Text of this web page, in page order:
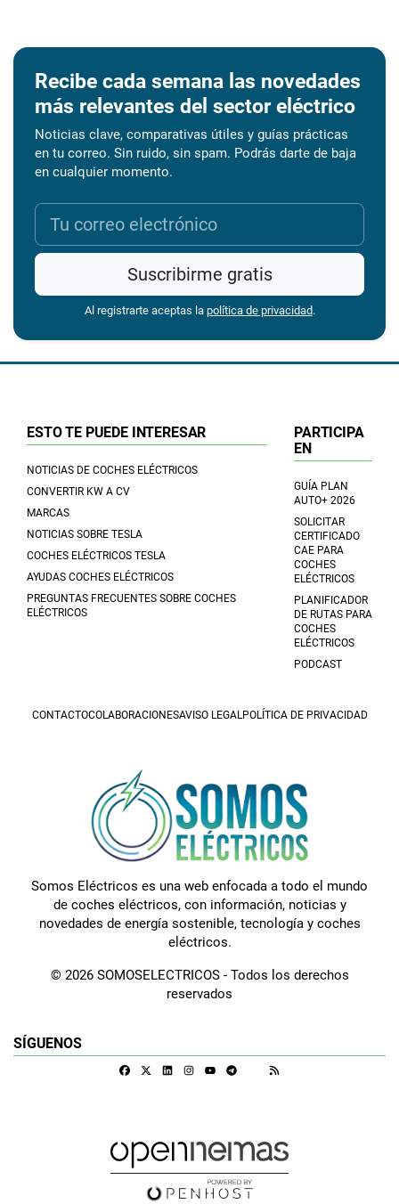
Recibe cada semana las novedades
más relevantes del sector eléctrico
Noticias clave, comparativas útiles y guías prácticas
en tu correo. Sin ruido, sin spam. Podrás darte de baja
en cualquier momento.
Suscribirme gratis
Al registrarte aceptas la política de privacidad.
ESTO TE PUEDE INTERESAR
NOTICIAS DE COCHES ELÉCTRICOS
CONVERTIR KW A CV
MARCAS
NOTICIAS SOBRE TESLA
COCHES ELÉCTRICOS TESLA
AYUDAS COCHES ELÉCTRICOS
PREGUNTAS FRECUENTES SOBRE COCHES
ELÉCTRICOS
PARTICIPA
EN
GUÍA PLAN
AUTO+ 2026
SOLICITAR
CERTIFICADO
CAE PARA
COCHES
ELÉCTRICOS
PLANIFICADOR
DE RUTAS PARA
COCHES
ELÉCTRICOS
PODCAST
CONTACTOCOLABORACIONESAVISO LEGAL POLÍTICA DE PRIVACIDAD
Somos Eléctricos es una web enfocada a todo el mundo
de coches eléctricos, con información, noticias y
novedades de energía sostenible, tecnología y coches
eléctricos.
© 2026 SOMOSELECTRICOS - Todos los derechos
reservados
SÍGUENOS
FacebookLinkedinInstagramTelegram
Google Discover